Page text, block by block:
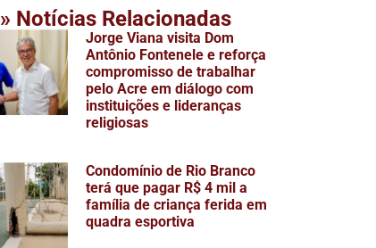
» Notícias Relacionadas
Jorge Viana visita Dom
Antônio Fontenele e reforça
compromisso de trabalhar
pelo Acre em diálogo com
instituições e lideranças
religiosas
Condomínio de Rio Branco
terá que pagar R$ 4 mil a
família de criança ferida em
quadra esportiva